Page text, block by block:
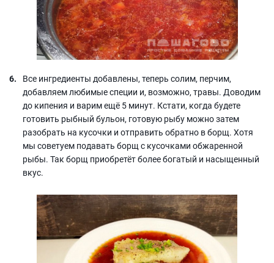
Все ингредиенты добавлены, теперь солим, перчим,
добавляем любимые специи и, возможно, травы. Доводим
до кипения и варим ещё 5 минут. Кстати, когда будете
готовить рыбный бульон, готовую рыбу можно затем
разобрать на кусочки и отправить обратно в борщ. Хотя
мы советуем подавать борщ с кусочками обжаренной
рыбы. Так борщ приобретёт более богатый и насыщенный
вкус.